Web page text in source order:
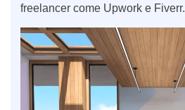
freelancer come Upwork e Fiverr.